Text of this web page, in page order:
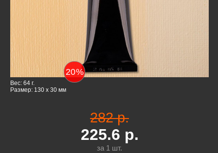
20%
Вес: 64 г.
Размер: 130 x 30 мм
282 р.
225.6 р.
за 1 шт.